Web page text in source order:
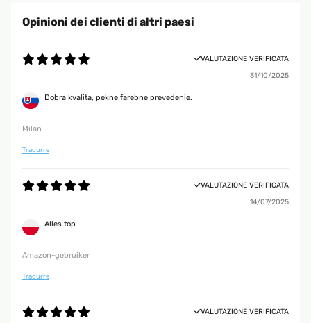
Opinioni dei clienti di altri paesi
VALUTAZIONE VERIFICATA
31/10/2025
Dobra kvalita, pekne farebne prevedenie.
Milan
Tradurre
VALUTAZIONE VERIFICATA
14/07/2025
Alles top
Amazon-gebruiker
Tradurre
VALUTAZIONE VERIFICATA